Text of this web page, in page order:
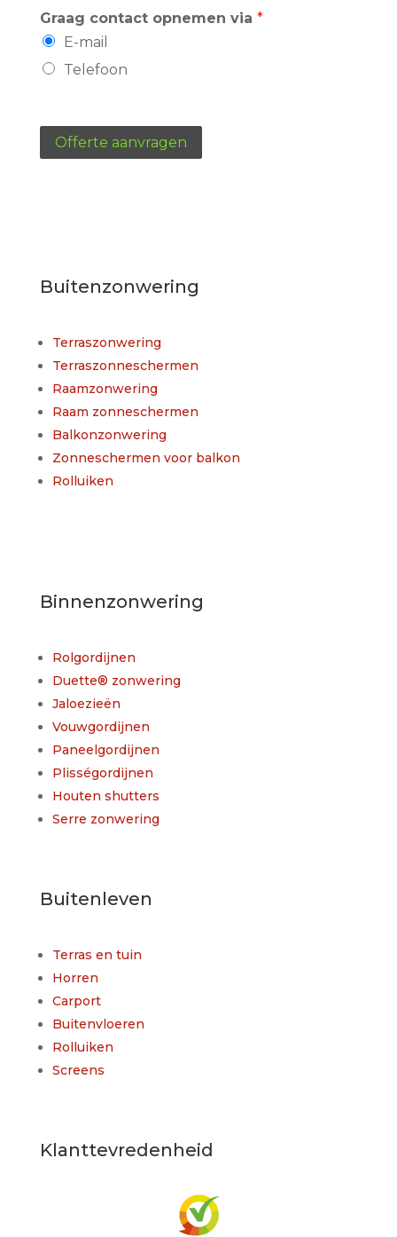
Graag contact opnemen via *
E-mail
Telefoon
Offerte aanvragen
Buitenzonwering
Terraszonwering
Terraszonneschermen
Raamzonwering
Raam zonneschermen
Balkonzonwering
Zonneschermen voor balkon
Rolluiken
Binnenzonwering
Rolgordijnen
Duette® zonwering
Jaloezieën
Vouwgordijnen
Paneelgordijnen
Plisségordijnen
Houten shutters
Serre zonwering
Buitenleven
Terras en tuin
Horren
Carport
Buitenvloeren
Rolluiken
Screens
Klanttevredenheid